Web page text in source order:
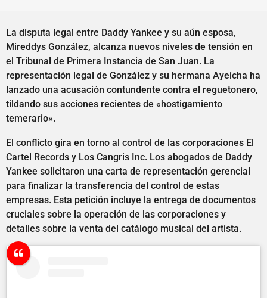
La disputa legal entre Daddy Yankee y su aún esposa,
Mireddys González, alcanza nuevos niveles de tensión en
el Tribunal de Primera Instancia de San Juan. La
representación legal de González y su hermana Ayeicha ha
lanzado una acusación contundente contra el reguetonero,
tildando sus acciones recientes de «hostigamiento
temerario».
El conflicto gira en torno al control de las corporaciones El
Cartel Records y Los Cangris Inc. Los abogados de Daddy
Yankee solicitaron una carta de representación gerencial
para finalizar la transferencia del control de estas
empresas. Esta petición incluye la entrega de documentos
cruciales sobre la operación de las corporaciones y
detalles sobre la venta del catálogo musical del artista.